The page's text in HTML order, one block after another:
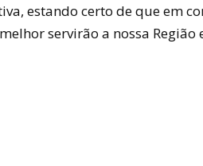
estando certo de que em
servirão a nossa Região